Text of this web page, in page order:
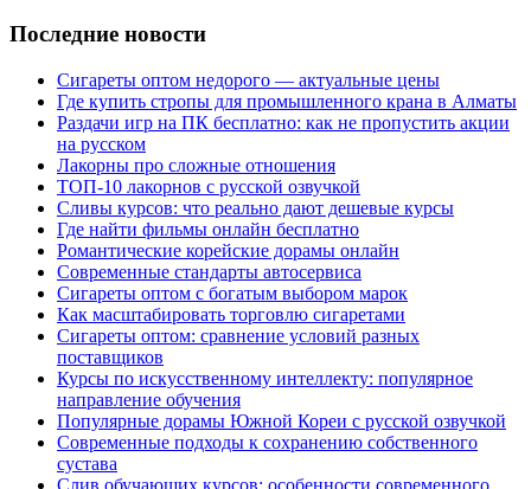
Последние новости
Сигареты оптом недорого — актуальные цены
Где купить стропы для промышленного крана в Алматы
Раздачи игр на ПК бесплатно: как не пропустить акции
на русском
Лакорны про сложные отношения
ТОП-10 лакорнов с русской озвучкой
Сливы курсов: что реально дают дешевые курсы
Где найти фильмы онлайн бесплатно
Романтические корейские дорамы онлайн
Современные стандарты автосервиса
Сигареты оптом с богатым выбором марок
Как масштабировать торговлю сигаретами
Сигареты оптом: сравнение условий разных
поставщиков
Курсы по искусственному интеллекту: популярное
направление обучения
Популярные дорамы Южной Кореи с русской озвучкой
Современные подходы к сохранению собственного
сустава
Слив обучающих курсов: особенности современного